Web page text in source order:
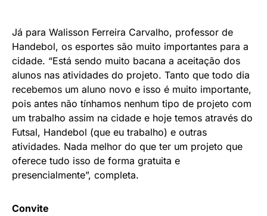
Já para Walisson Ferreira Carvalho, professor de
Handebol, os esportes são muito importantes para a
cidade. “Está sendo muito bacana a aceitação dos
alunos nas atividades do projeto. Tanto que todo dia
recebemos um aluno novo e isso é muito importante,
pois antes não tínhamos nenhum tipo de projeto com
um trabalho assim na cidade e hoje temos através do
Futsal, Handebol (que eu trabalho) e outras
atividades. Nada melhor do que ter um projeto que
oferece tudo isso de forma gratuita e
presencialmente”, completa.
Convite